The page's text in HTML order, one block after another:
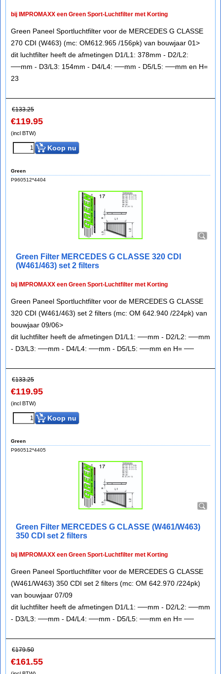
bij IMPROMAXX een Green Sport-Luchtfilter met Korting
Green Paneel Sportluchtfilter voor de MERCEDES G CLASSE
270 CDI (W463) (mc: OM612.965 /156pk) van bouwjaar 01>
dit luchtfilter heeft de afmetingen D1/L1: 378mm - D2/L2:
──mm - D3/L3: 154mm - D4/L4: ──mm - D5/L5: ──mm en H=
23
€133.25
€119.95
(incl BTW)
Koop nu
Green
P960512*4404
Green Filter MERCEDES G CLASSE 320 CDI
(W461/463) set 2 filters
bij IMPROMAXX een Green Sport-Luchtfilter met Korting
Green Paneel Sportluchtfilter voor de MERCEDES G CLASSE
320 CDI (W461/463) set 2 filters (mc: OM 642.940 /224pk) van
bouwjaar 09/06>
dit luchtfilter heeft de afmetingen D1/L1: ──mm - D2/L2: ──mm
- D3/L3: ──mm - D4/L4: ──mm - D5/L5: ──mm en H= ──
€133.25
€119.95
(incl BTW)
Koop nu
Green
P960512*4405
Green Filter MERCEDES G CLASSE (W461/W463)
350 CDI set 2 filters
bij IMPROMAXX een Green Sport-Luchtfilter met Korting
Green Paneel Sportluchtfilter voor de MERCEDES G CLASSE
(W461/W463) 350 CDI set 2 filters (mc: OM 642.970 /224pk)
van bouwjaar 07/09
dit luchtfilter heeft de afmetingen D1/L1: ──mm - D2/L2: ──mm
- D3/L3: ──mm - D4/L4: ──mm - D5/L5: ──mm en H= ──
€179.50
€161.55